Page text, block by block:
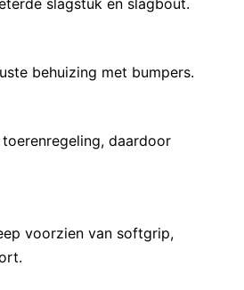
slagstuk en slagbout.
behuizing met bumpers.
daardoor
voorzien van softgrip,